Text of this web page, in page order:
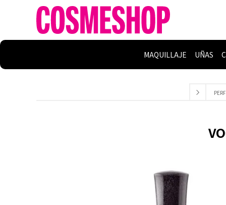
MAQUILLAJE UÑAS